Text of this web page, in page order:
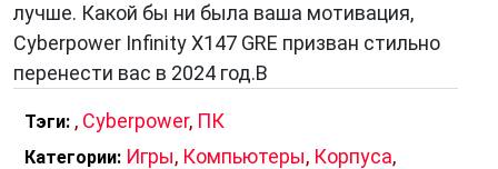
лучше. Какой бы ни была ваша мотивация,
Cyberpower Infinity X147 GRE призван стильно
перенести вас в 2024 год.В
Тэги: , Cyberpower, ПК
Категории: Игры, Компьютеры, Корпуса,